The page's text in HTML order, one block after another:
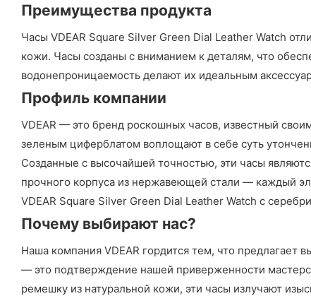
Преимущества продукта
Часы VDEAR Square Silver Green Dial Leather Watch
кожи. Часы созданы с вниманием к деталям, что
водонепроницаемость делают их идеальным
Профиль компании
VDEAR — это бренд роскошных часов, известный
зеленым циферблатом воплощают в себе суть
Созданные с высочайшей точностью, эти часы
прочного корпуса из нержавеющей стали — каждый
VDEAR Square Silver Green Dial Leather Watch с
Почему выбирают нас?
Наша компания VDEAR гордится тем, что
— это подтверждение нашей приверженности
ремешку из натуральной кожи, эти часы излучают